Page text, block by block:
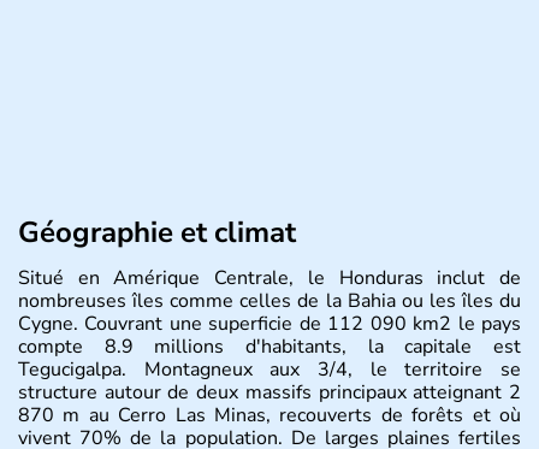
Géographie et climat
Situé en Amérique Centrale, le Honduras inclut de
nombreuses îles comme celles de la Bahia ou les îles du
Cygne. Couvrant une superficie de 112 090 km2 le pays
compte 8.9 millions d'habitants, la capitale est
Tegucigalpa. Montagneux aux 3/4, le territoire se
structure autour de deux massifs principaux atteignant 2
870 m au Cerro Las Minas, recouverts de forêts et où
vivent 70% de la population. De larges plaines fertiles